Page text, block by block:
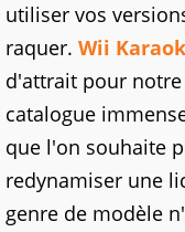
utiliser vos
raquer. Wii
d'attrait pour
catalogue
que l'on souhaite
redynamiser une
genre de modèle